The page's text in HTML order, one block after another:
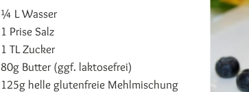
¼ L Wasser
1 Prise Salz
1 TL Zucker
80g Butter (ggf. laktosefrei)
125g helle glutenfreie Mehlmischung